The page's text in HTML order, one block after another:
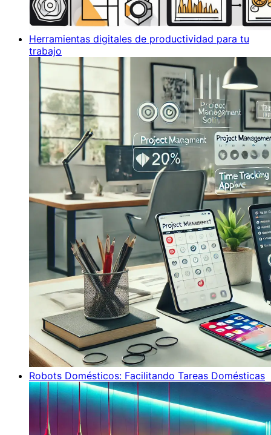
Herramientas digitales de productividad para tu
trabajo
Robots Domésticos: Facilitando Tareas Domésticas